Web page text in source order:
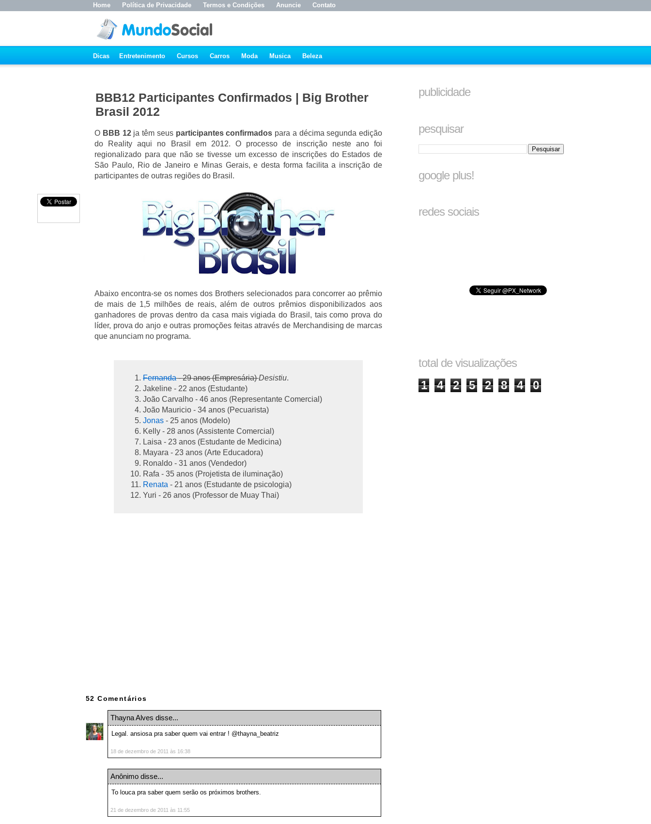
Home Política de Privacidade Termos e Condições Anuncie Contato
Dicas Entretenimento Cursos Carros Moda Musica Beleza
BBB12 Participantes Confirmados | Big Brother
Brasil 2012
O BBB 12ja têm seus participantes confirmados para a décima segunda edição
do Reality aqui no Brasil em 2012. O processo de inscrição neste ano foi
regionalizado para que não se tivesse um excesso de inscrições do Estados de
São Paulo, Rio de Janeiro e Minas Gerais, e desta forma facilita a inscrição de
participantes de outras regiões do Brasil.
Abaixo encontra-se os nomes dos Brothers selecionados para concorrer ao prêmio
de mais de 1,5 milhões de reais, além de outros prêmios disponibilizados aos
ganhadores de provas dentro da casa mais vigiada do Brasil, tais como prova do
líder, prova do anjo e outras promoções feitas através de Merchandising de marcas
que anunciam no programa.
Fernanda- 29 anos (Empresária)Desistiu.
Jakeline - 22 anos (Estudante)
João Carvalho - 46 anos (Representante Comercial)
João Mauricio - 34 anos (Pecuarista)
Jonas - 25 anos (Modelo)
Kelly - 28 anos (Assistente Comercial)
Laisa - 23 anos (Estudante de Medicina)
Mayara - 23 anos (Arte Educadora)
Ronaldo - 31 anos (Vendedor)
Rafa - 35 anos (Projetista de iluminação)
Renata - 21 anos (Estudante de psicologia)
Yuri - 26 anos (Professor de Muay Thai)
52 Comentários
Thayna Alves disse...
Legal. ansiosa pra saber quem vai entrar ! @thayna_beatriz
18 de dezembro de 2011 às 16:38
Anônimo disse...
To louca pra saber quem serão os próximos brothers.
21 de dezembro de 2011 às 11:55
publicidade
pesquisar
google plus!
redes sociais
total de visualizações
1
4 2 5 2 8 4 0